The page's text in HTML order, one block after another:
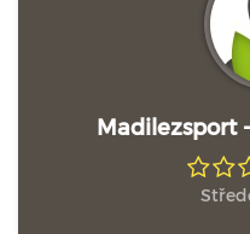
Madilezsport